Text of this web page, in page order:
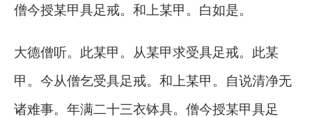
僧今授某甲具足戒。和上某甲。白如是。
大德僧听。此某甲。从某甲求受具足戒。此某
甲。今从僧乞受具足戒。和上某甲。自说清净无
诸难事。年满二十三衣钵具。僧今授某甲具足